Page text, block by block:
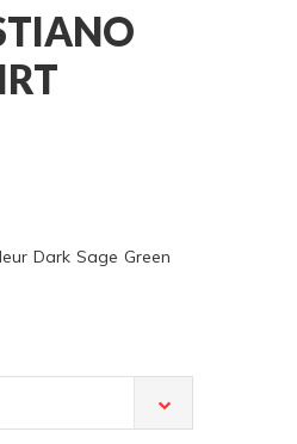
Dark Sage Green